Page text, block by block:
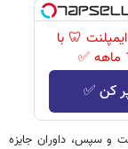
ایمپلنت 🦷 با
کن ✅
و سپس، داوران جایزه